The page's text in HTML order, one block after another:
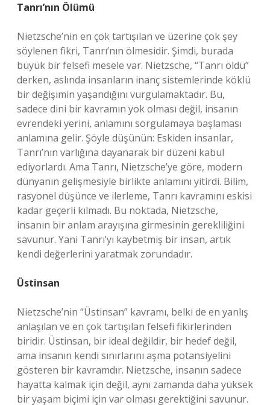
Tanrı’nın Ölümü
Nietzsche’nin en çok tartışılan ve üzerine çok şey
söylenen fikri, Tanrı’nın ölmesidir. Şimdi, burada
büyük bir felsefi mesele var. Nietzsche, “Tanrı öldü”
derken, aslında insanların inanç sistemlerinde köklü
bir değişimin yaşandığını vurgulamaktadır. Bu,
sadece dini bir kavramın yok olması değil, insanın
evrendeki yerini, anlamını sorgulamaya başlaması
anlamına gelir. Şöyle düşünün: Eskiden insanlar,
Tanrı’nın varlığına dayanarak bir düzeni kabul
ediyorlardı. Ama Tanrı, Nietzsche’ye göre, modern
dünyanın gelişmesiyle birlikte anlamını yitirdi. Bilim,
rasyonel düşünce ve ilerleme, Tanrı kavramını eskisi
kadar geçerli kılmadı. Bu noktada, Nietzsche,
insanın bir anlam arayışına girmesinin gerekliliğini
savunur. Yani Tanrı’yı kaybetmiş bir insan, artık
kendi değerlerini yaratmak zorundadır.
Üstinsan
Nietzsche’nin “Üstinsan” kavramı, belki de en yanlış
anlaşılan ve en çok tartışılan felsefi fikirlerinden
biridir. Üstinsan, bir ideal değildir, bir hedef değil,
ama insanın kendi sınırlarını aşma potansiyelini
gösteren bir kavramdır. Nietzsche, insanın sadece
hayatta kalmak için değil, aynı zamanda daha yüksek
bir yaşam biçimi için var olması gerektiğini savunur.